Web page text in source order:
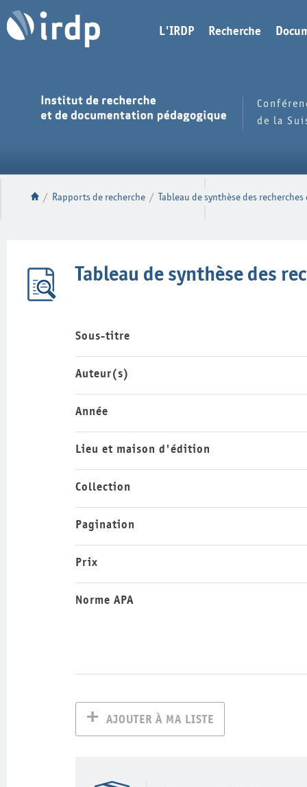
L'IRDP Recherche
de la
/ Rapports de recherche / Tableau de synthèse des
Tableau de synthèse des
Sous-titre
Auteur(s)
Année
Lieu et maison d'édition
Collection
Pagination
Prix
Norme APA
AJOUTER À MA LISTE